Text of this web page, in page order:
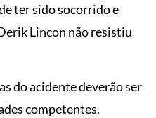
ter sido socorrido e
Lincon não resistiu
do acidente deverão ser
competentes.